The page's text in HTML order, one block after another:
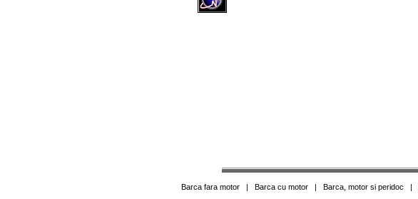
Barca fara motor | Barca cu motor | Barca, motor si peridoc |